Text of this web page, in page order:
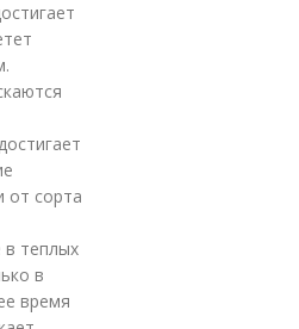
от сорта
теплых
в
время